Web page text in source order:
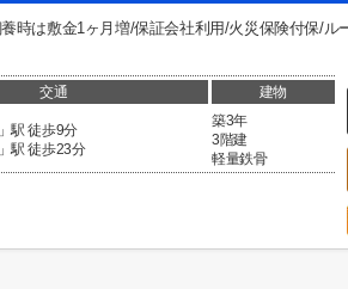
時は敷金1ヶ月増/保証会社利用/火災保険付保/ル
交通 建物
駅 徒歩9分
駅 徒歩23分
築3年
3階建
軽量鉄骨